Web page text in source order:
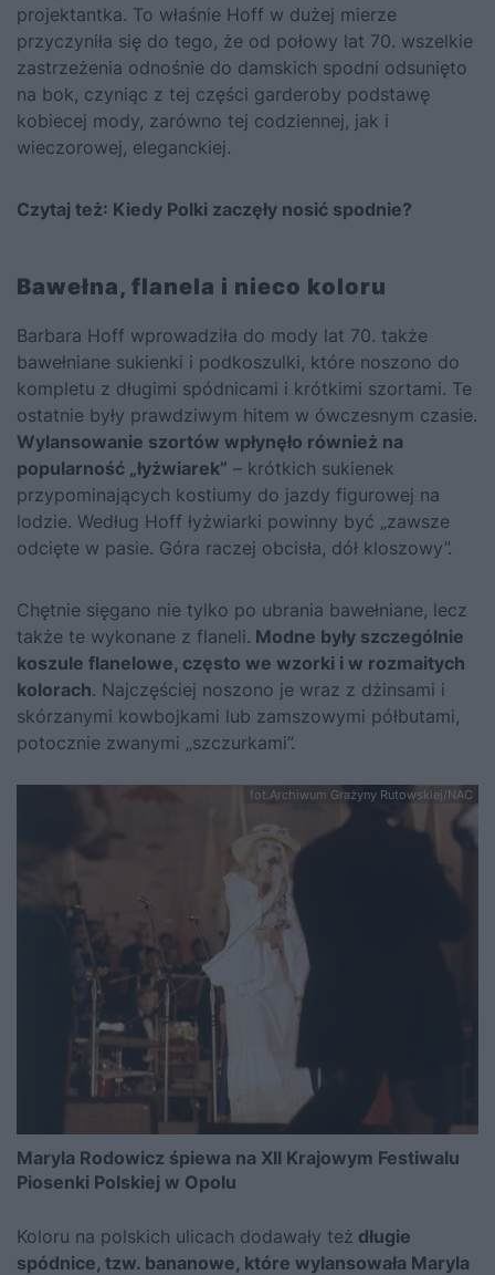
projektantka. To właśnie Hoff w dużej mierze
przyczyniła się do tego, że od połowy lat 70. wszelkie
zastrzeżenia odnośnie do damskich spodni odsunięto
na bok, czyniąc z tej części garderoby podstawę
kobiecej mody, zarówno tej codziennej, jak i
wieczorowej, eleganckiej.
Czytaj też: Kiedy Polki zaczęły nosić spodnie?
Bawełna, flanela i nieco koloru
Barbara Hoff wprowadziła do mody lat 70. także
bawełniane sukienki i podkoszulki, które noszono do
kompletu z długimi spódnicami i krótkimi szortami. Te
ostatnie były prawdziwym hitem w ówczesnym czasie.
Wylansowanie szortów wpłynęło również na
popularność „łyżwiarek” – krótkich sukienek
przypominających kostiumy do jazdy figurowej na
lodzie. Według Hoff łyżwiarki powinny być „zawsze
odcięte w pasie. Góra raczej obcisła, dół kloszowy”.
Chętnie sięgano nie tylko po ubrania bawełniane, lecz
także te wykonane z flaneli. Modne były szczególnie
koszule flanelowe, często we wzorki i w rozmaitych
kolorach. Najczęściej noszono je wraz z dżinsami i
skórzanymi kowbojkami lub zamszowymi półbutami,
potocznie zwanymi „szczurkami”.
fot.Archiwum Grażyny Rutowskiej/NAC
Maryla Rodowicz śpiewa na XII Krajowym Festiwalu
Piosenki Polskiej w Opolu
Koloru na polskich ulicach dodawały też długie
spódnice, tzw. bananowe, które wylansowała Maryla